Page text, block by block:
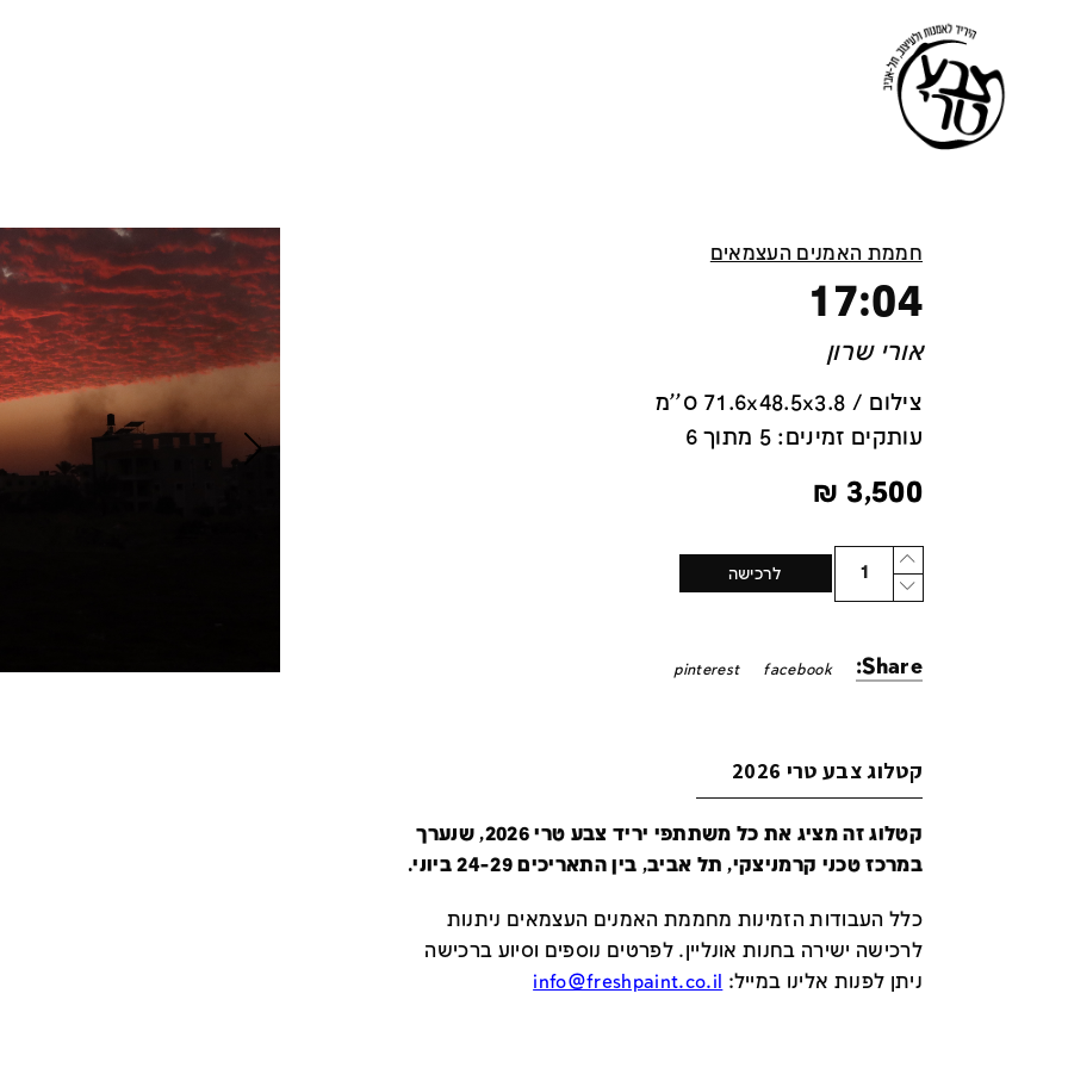
חממת האמנים העצמאים
17:04
אורי שרון
צילום / 71.6x48.5x3.8 ס''מ
עותקים זמינים: 5 מתוך 6
3,500
₪
Quantity
לרכישה
Share:
facebook
pinterest
קטלוג צבע טרי 2026
קטלוג זה מציג את כל משתתפי יריד צבע טרי 2026, שנערך
במרכז טכני קרמניצקי, תל אביב, בין התאריכים 24-29 ביוני.
כלל העבודות הזמינות מחממת האמנים העצמאים ניתנות
לרכישה ישירה בחנות אונליין.לפרטים נוספים וסיוע ברכישה
ניתן לפנות אלינו במייל:
info@freshpaint.co.il